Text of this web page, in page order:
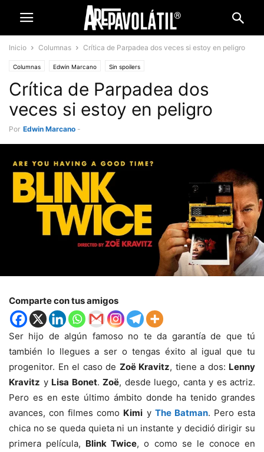
Inicio Columnas Crítica de Parpadea dos veces si estoy en peligro
Columnas Edwin Marcano Sin spoilers
Crítica de Parpadea dos
veces si estoy en peligro
Por Edwin Marcano -
Comparte con tus amigos
Ser hijo de algún famoso no te da garantía de que tú
también lo llegues a ser o tengas éxito al igual que tu
progenitor. En el caso de Zoë Kravitz, tiene a dos: Lenny
Kravitz y Lisa Bonet. Zoë, desde luego, canta y es actriz.
Pero es en este último ámbito donde ha tenido grandes
avances, con filmes como Kimi y The Batman. Pero esta
chica no se queda quieta ni un instante y decidió dirigir su
primera película, Blink Twice, o como se le conoce en